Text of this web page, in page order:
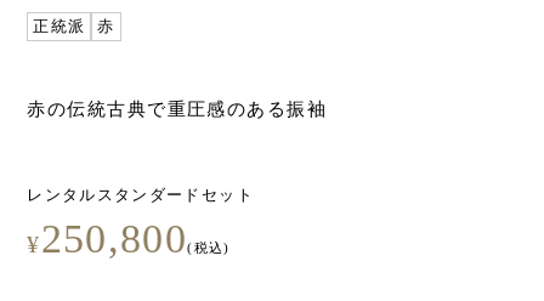
正統派 赤
赤の伝統古典で重圧感のある振袖
レンタルスタンダードセット
¥250,800(税込)